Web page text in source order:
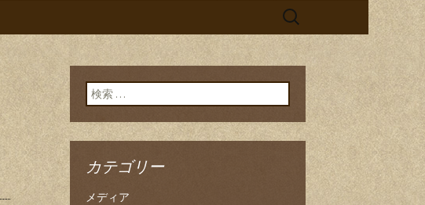
検
検索:
カテゴリー
メディア